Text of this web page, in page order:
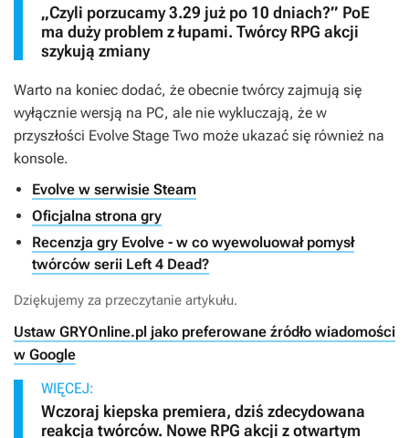
„Czyli porzucamy 3.29 już po 10 dniach?” PoE
ma duży problem z łupami. Twórcy RPG akcji
szykują zmiany
Warto na koniec dodać, że obecnie twórcy zajmują się
wyłącznie wersją na PC, ale nie wykluczają, że w
przyszłości Evolve Stage Two może ukazać się również na
konsole.
Evolve w serwisie Steam
Oficjalna strona gry
Recenzja gry Evolve - w co wyewoluował pomysł
twórców serii Left 4 Dead?
Dziękujemy za przeczytanie artykułu.
Ustaw GRYOnline.pl jako preferowane źródło wiadomości
w Google
WIĘCEJ:
Wczoraj kiepska premiera, dziś zdecydowana
reakcja twórców. Nowe RPG akcji z otwartym